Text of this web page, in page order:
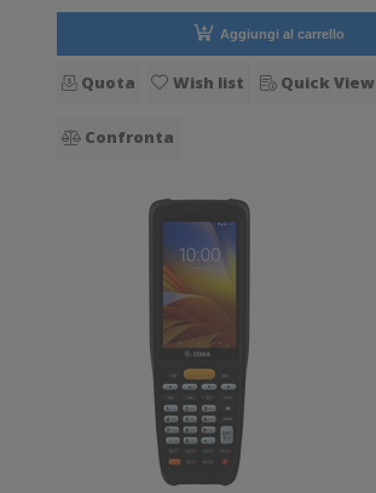
Aggiungi al carrello
Quota Wish list Quick View
Confronta